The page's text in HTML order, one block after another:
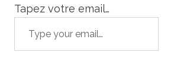
Tapez votre email…